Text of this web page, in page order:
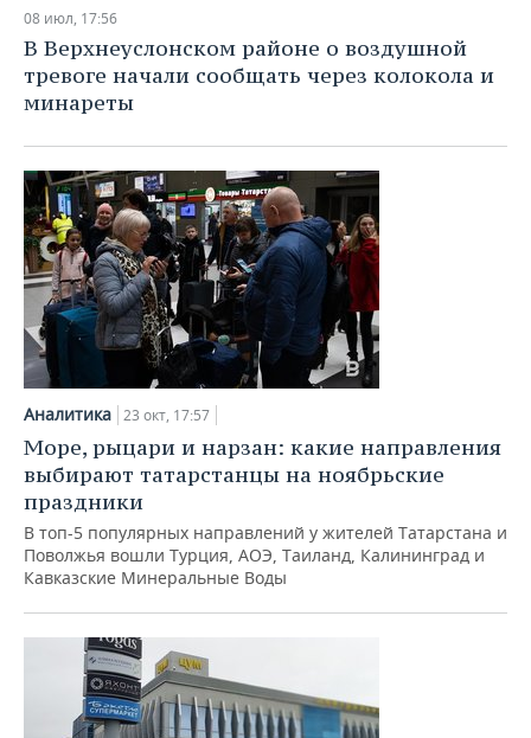
НЕФТЕХИМИЯ
НЕФТЬ
ОПК
ЭНЕРГЕТИКА
РОЗНИЧНАЯ ТОРГОВЛЯ
ТРАНСПОРТ
УСЛУГИ
НОВОСТИ ТЕХНОЛОГИЙ
IT
МЕДИА
ТЕЛЕКОММУНИКАЦИИ
МЕРОПРИЯТИЯ
НОВОСТИ МЕРОПРИЯТИЙ
ВЫЕЗДНАЯ РЕДАКЦИЯ
БИЗНЕС-БРАНЧИ
ONLINE-КОНФЕРЕНЦИИ
ОТКРЫТАЯ ЛЕКЦИЯ
СПОРТ
НОВОСТИ СПОРТА
ФУТБОЛ
ХОККЕЙ
БАСКЕТБОЛ
ВОЛЕЙБОЛ
КИБЕРСПОРТ
ФИГУРНОЕ КАТАНИЕ
ВОДНЫЕ ВИДЫ СПОРТА
ХОККЕЙ С МЯЧОМ
ОБЩЕСТВО
НОВОСТИ ОБЩЕСТВА
ВЛАСТЬ
ИНФРАСТРУКТУРА
ИСТОРИЯ
КУЛЬТУРА
МЕДИЦИНА
ОБРАЗОВАНИЕ
ПРОИСШЕСТВИЯ
ФОТОГАЛЕРЕЯ
СЮЖЕТЫ
СПРАВОЧНИК
СПИСОК ПЕРСОН
СПИСОК КОМПАНИЙ
ПОЛНАЯ ВЕРСИЯ
08 июл, 17:56
В Верхнеуслонском районе о воздушной
тревоге начали сообщать через колокола и
минареты
Аналитика 23 окт, 17:57
Море, рыцари и нарзан: какие направления
выбирают татарстанцы на ноябрьские
праздники
В топ-5 популярных направлений у жителей Татарстана и
Поволжья вошли Турция, АОЭ, Таиланд, Калининград и
Кавказские Минеральные Воды